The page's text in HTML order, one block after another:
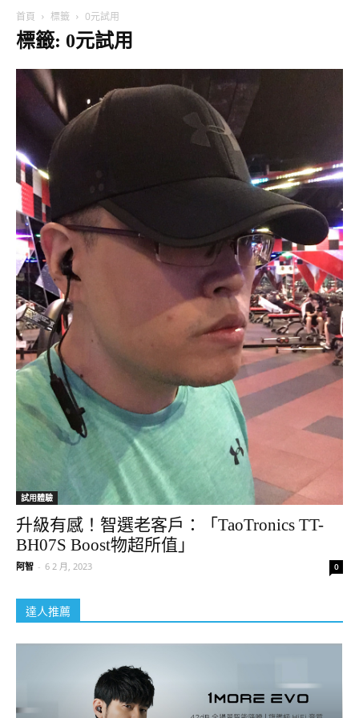
首頁 標籤 0元試用
標籤: 0元試用
試用體驗
升級有感！智選老客戶：「TaoTronics TT-
BH07S Boost物超所值」
阿智 - 6 2 月, 2023 0
達人推薦